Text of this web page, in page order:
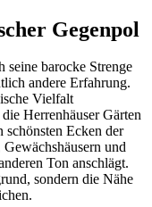
Gegenpol
seine barocke Strenge
andere Erfahrung.
Vielfalt
Herrenhäuser Gärten
schönsten Ecken der
und
Ton anschlägt.
sondern die Nähe